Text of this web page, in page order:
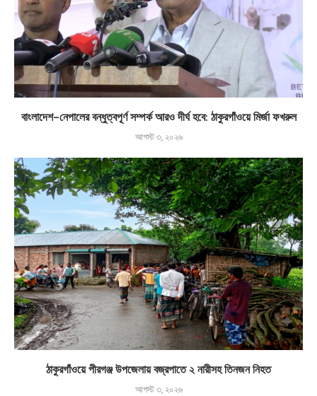
বাংলাদেশ-নেপালের বন্ধুত্বপূর্ণ সম্পর্ক আরও দীর্ঘ হবে: ঠাকুরগাঁওয়ে মির্জা ফখরুল
আগস্ট ৩, ২০২৬
ঠাকুরগাঁওয়ে পীরগঞ্জ উপজেলায় বজ্রপাতে ২ নারীসহ তিনজন নিহত
আগস্ট ৩, ২০২৬